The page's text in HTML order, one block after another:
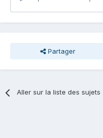
Partager
Aller sur la liste des sujets